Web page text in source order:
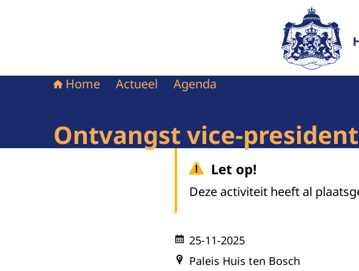
Naar de
Home Actueel Agenda
Ontvangst vice-
Let op!
Deze activiteit heeft al
25-11-2025
Paleis Huis ten Bosch